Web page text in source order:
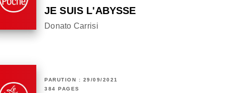
JE SUIS L'ABYSSE
Donato Carrisi
PARUTION : 29/09/2021
384 PAGES